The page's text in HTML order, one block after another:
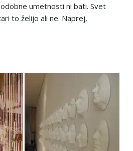
umetnosti ni bati. Svet
to želijo ali ne. Naprej,